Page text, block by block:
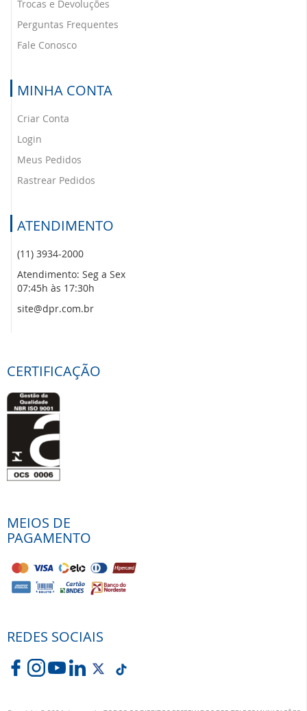
Trocas e Devoluções
Perguntas Frequentes
Fale Conosco
MINHA CONTA
Criar Conta
Login
Meus Pedidos
Rastrear Pedidos
ATENDIMENTO
(11) 3934-2000
Atendimento: Seg a Sex
07:45h às 17:30h
site@dpr.com.br
CERTIFICAÇÃO
MEIOS DE
PAGAMENTO
REDES SOCIAIS